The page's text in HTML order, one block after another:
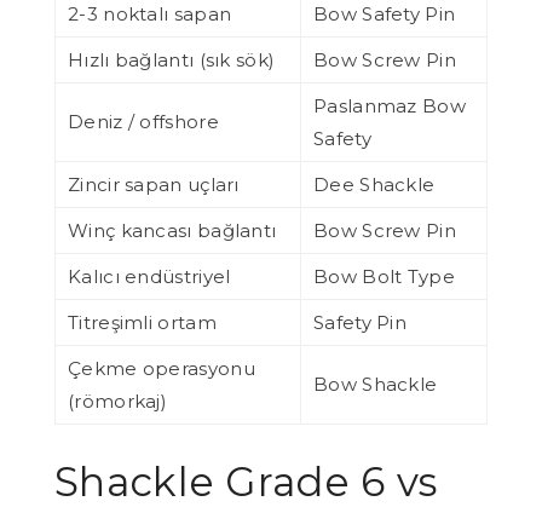
2-3 noktalı sapan
Bow Safety Pin
Hızlı bağlantı (sık sök)
Bow Screw Pin
Deniz / offshore
Paslanmaz Bow
Safety
Zincir sapan uçları
Dee Shackle
Winç kancası bağlantı
Bow Screw Pin
Kalıcı endüstriyel
Bow Bolt Type
Titreşimli ortam
Safety Pin
Çekme operasyonu
(römorkaj)
Bow Shackle
Shackle Grade 6 vs